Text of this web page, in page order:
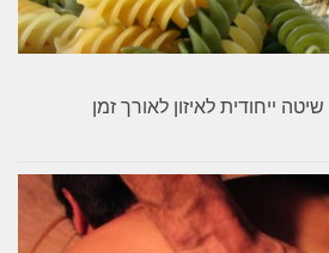
ייחודית לאיזון לאורך זמן